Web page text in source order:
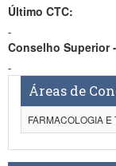
Último CTC:
-
Conselho Superior
-
Áreas de
FARMACOLOGIA